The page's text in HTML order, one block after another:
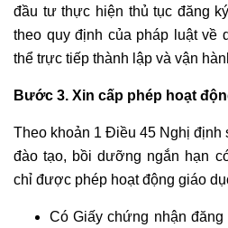
đầu tư thực hiện thủ tục đăng
theo quy định của pháp luật về
thể trực tiếp thành lập và vận
Bước 3. Xin cấp phép hoạt
Theo khoản 1 Điều 45 Nghị định
đào tạo, bồi dưỡng ngắn hạn
chỉ được phép hoạt động giáo
Có Giấy chứng nhận